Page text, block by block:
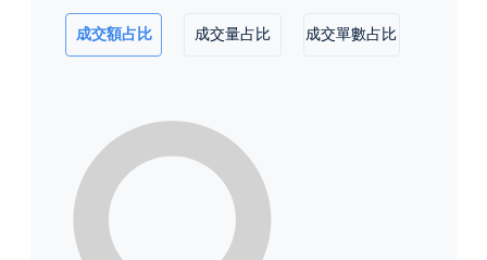
成交額占比 成交量占比 成交單數占比